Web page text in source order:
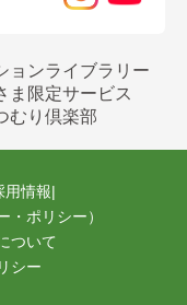
ョンライブラリー
ま限定サービス
むり倶楽部
用情報|
・ポリシー）
ついて
シー